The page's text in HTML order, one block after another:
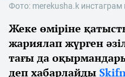
Фото: merekusha.k
Жеке өміріне
жариялап жүрген
тағы да
деп хабарлайды